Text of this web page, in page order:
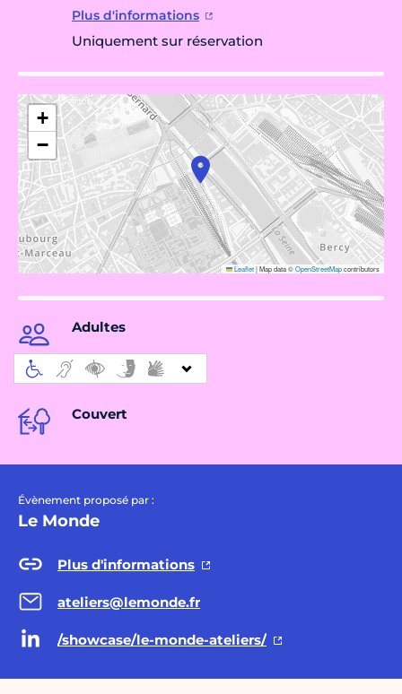
Plus d'informations
Uniquement sur réservation
+
−
Leaflet|Map data ©OpenStreetMapcontributors
Adultes
Couvert
Évènement proposé par :
Le Monde
Plus d'informations
ateliers@lemonde.fr
/showcase/le-monde-ateliers/